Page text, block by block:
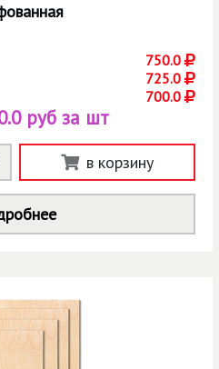
750.0
725.0
700.0
руб за шт
в корзину